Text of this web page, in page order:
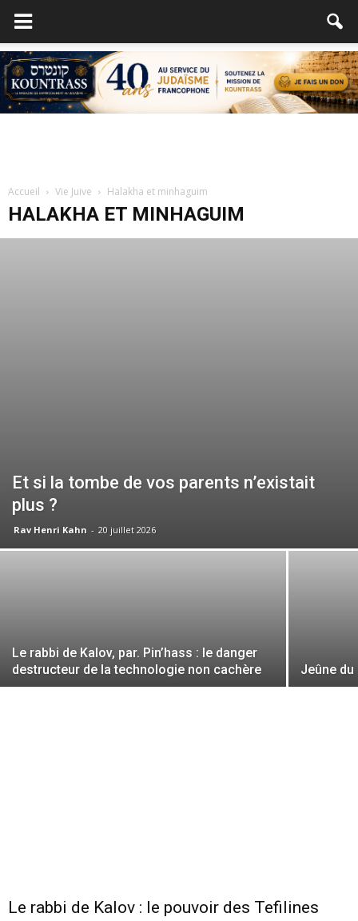
Accueil Vie Juive Halakha et minhaguim
HALAKHA ET MINHAGUIM
Et si la tombe de vos parents n’existait
plus ?
Rav Henri Kahn - 20 juillet 2026
Le rabbi de Kalov, par. Pin’hass : le danger
destructeur de la technologie non cachère
Jeûne
Le rabbi de Kalov : le pouvoir des Tefilines